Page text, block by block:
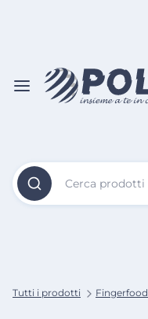
Cerca prodotti
Tutti i prodotti Fingerfood